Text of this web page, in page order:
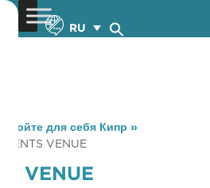
RU
для себя Кипр »
VENUE
VENUE